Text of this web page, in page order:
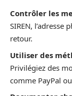
Contrôler les
SIREN,
retour.
Utiliser des
Privilégiez des
comme PayPal